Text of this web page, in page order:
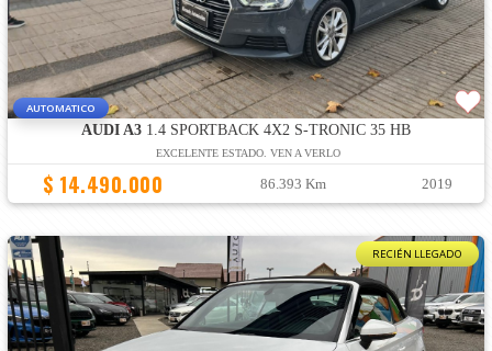
AUTOMATICO
AUDI A31.4 SPORTBACK 4X2 S-TRONIC 35 HB
EXCELENTE ESTADO. VEN A VERLO
$ 14.490.000 86.393 Km 2019
RECIÉN LLEGADO